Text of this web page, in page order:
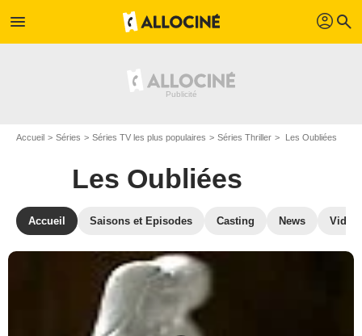
menu profil search
Accueil Séries Séries TV les plus populaires Séries Thriller Les Oubliées
Les Oubliées
Accueil Saisons et Episodes Casting News